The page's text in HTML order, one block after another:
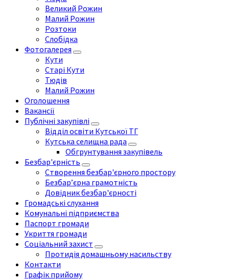
Великий Рожин
Малий Рожин
Розтоки
Слобідка
Фотогалерея
Кути
Старі Кути
Тюдів
Малий Рожин
Оголошення
Вакансії
Публічні закупівлі
Відділ освіти Кутської ТГ
Кутська селищна рада
Обгрунтування закупівель
Безбар'єрність
Створення безбар'єрного простору
Безбар’єрна грамотність
Довідник безбар'єрності
Громадські слухання
Комунальні підприємства
Паспорт громади
Укриття громади
Соціальний захист
Протидія домашньому насильству
Контакти
Графік прийому